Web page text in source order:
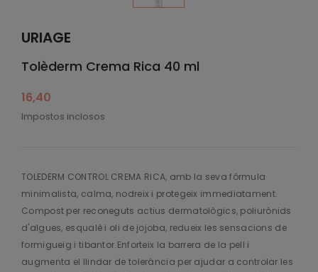
URIAGE
Tolèderm Crema Rica 40 ml
16,40
Impostos inclosos
TOLEDERM CONTROL CREMA RICA, amb la seva fórmula
minimalista, calma, nodreix i protegeix immediatament.
Compost per reconeguts actius dermatològics, poliurònids
d'algues, esqualè i oli de jojoba, redueix les sensacions de
formigueig i tibantor.Enforteix la barrera de la pell i
augmenta el llindar de tolerància per ajudar a controlar les